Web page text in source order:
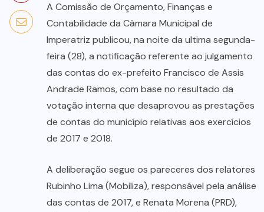
A Comissão de Orçamento, Finanças e
Contabilidade da Câmara Municipal de
Imperatriz publicou, na noite da ultima segunda-
feira (28), a notificação referente ao julgamento
das contas do ex-prefeito Francisco de Assis
Andrade Ramos, com base no resultado da
votação interna que desaprovou as prestações
de contas do município relativas aos exercícios
de 2017 e 2018.
A deliberação segue os pareceres dos relatores
Rubinho Lima (Mobiliza), responsável pela análise
das contas de 2017, e Renata Morena (PRD),